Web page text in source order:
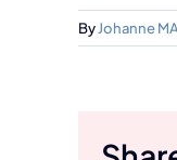
ByJohanne